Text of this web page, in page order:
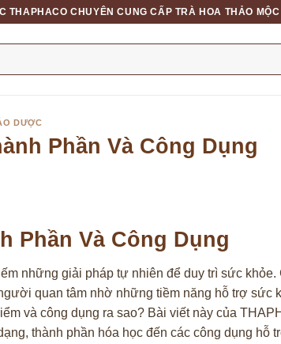
THAPHACO CHUYÊN CUNG CẤP TRÀ HOA THẢO MỘC
DƯỢC
Phần Và Công Dụng
Phần Và Công Dụng
những giải pháp tự nhiên để duy trì sức khỏe.
quan tâm nhờ những tiềm năng hỗ trợ sức
và công dụng ra sao? Bài viết này của
thành phần hóa học đến các công dụng hỗ